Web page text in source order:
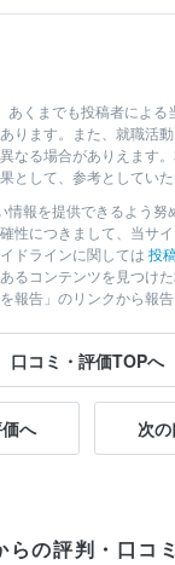
あくまでも投稿者による
ります。また、就職活
なる場合がありえます
として、参考としていた
情報を提供できるよう努
性につきまして、当サ
ドラインに関しては 投
るコンテンツを見つけ
報告」のリンクから報
口コミ・評価TOPへ
へ 次
らの評判・口コミ